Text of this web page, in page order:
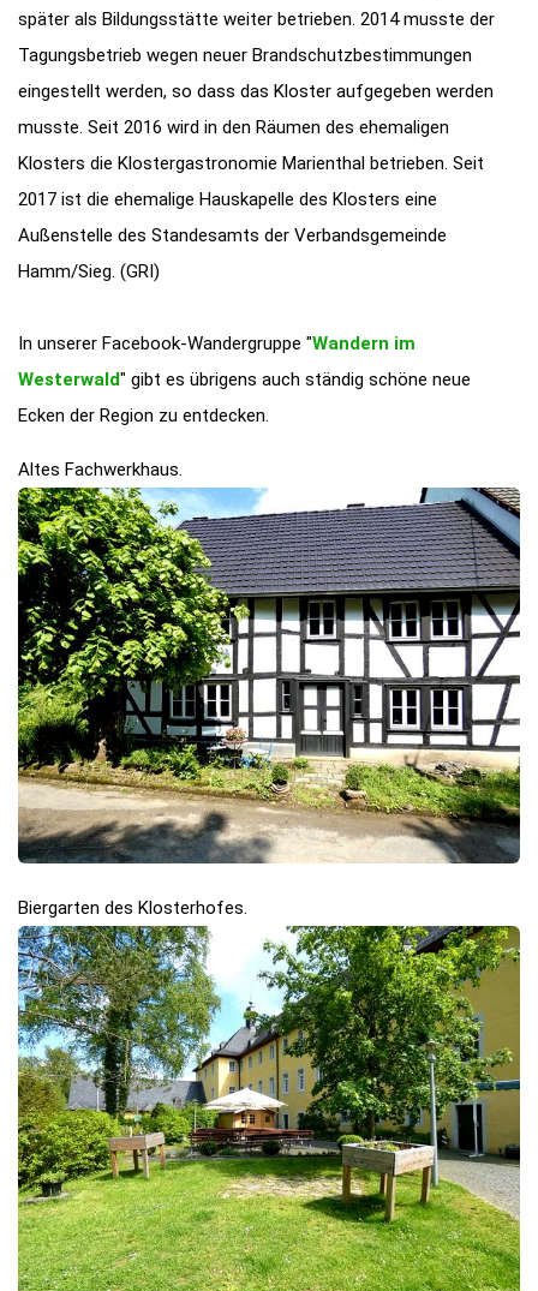
später als Bildungsstätte weiter betrieben. 2014 musste der
Tagungsbetrieb wegen neuer Brandschutzbestimmungen
eingestellt werden, so dass das Kloster aufgegeben werden
musste. Seit 2016 wird in den Räumen des ehemaligen
Klosters die Klostergastronomie Marienthal betrieben. Seit
2017 ist die ehemalige Hauskapelle des Klosters eine
Außenstelle des Standesamts der Verbandsgemeinde
Hamm/Sieg. (GRI)
In unserer Facebook-Wandergruppe "Wandern im
Westerwald" gibt es übrigens auch ständig schöne neue
Ecken der Region zu entdecken.
Altes Fachwerkhaus.
Biergarten des Klosterhofes.